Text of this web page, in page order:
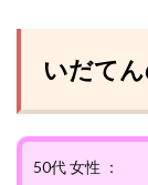
いだて
50代 女性 ：